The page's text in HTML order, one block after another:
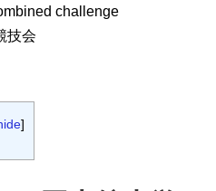
challenge
技会
]